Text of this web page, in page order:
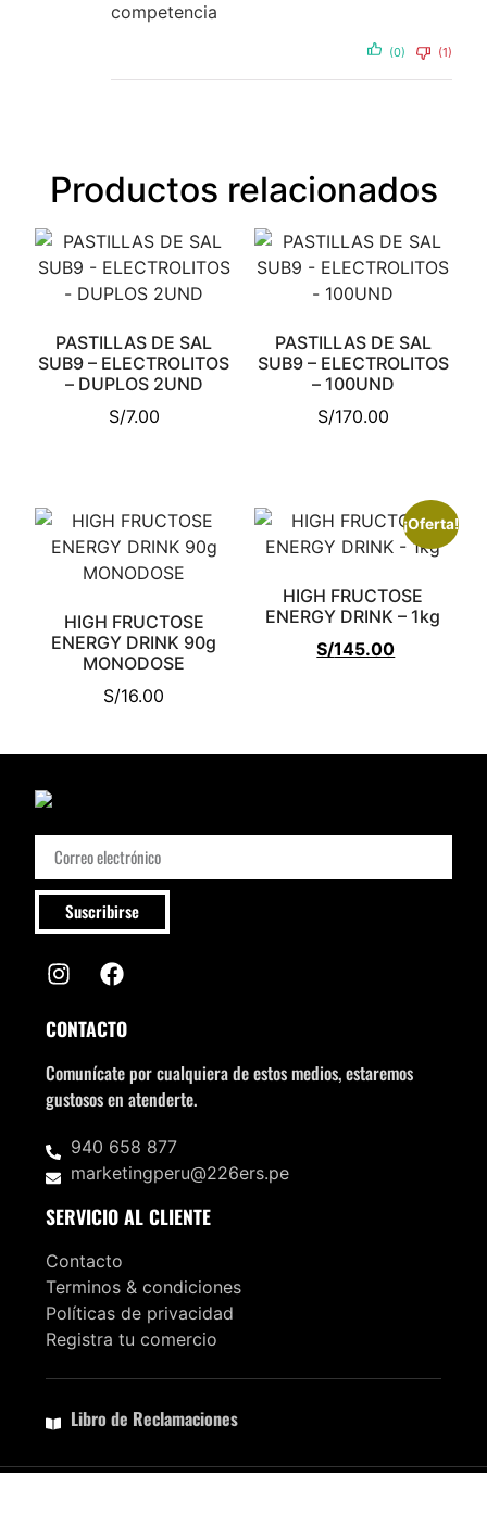
competencia
(0) (1)
Productos relacionados
PASTILLAS DE SAL
SUB9 – ELECTROLITOS
– DUPLOS 2UND
S/7.00
PASTILLAS DE SAL
SUB9 – ELECTROLITOS
– 100UND
S/170.00
HIGH FRUCTOSE
ENERGY DRINK 90g
MONODOSE
S/16.00
¡Oferta!
HIGH FRUCTOSE
ENERGY DRINK – 1kg
S/145.00
Suscribirse
CONTACTO
Comunícate por cualquiera de estos medios, estaremos
gustosos en atenderte.
940 658 877
marketingperu@226ers.pe
SERVICIO AL CLIENTE
Contacto
Terminos & condiciones
Políticas de privacidad
Registra tu comercio
Libro de Reclamaciones